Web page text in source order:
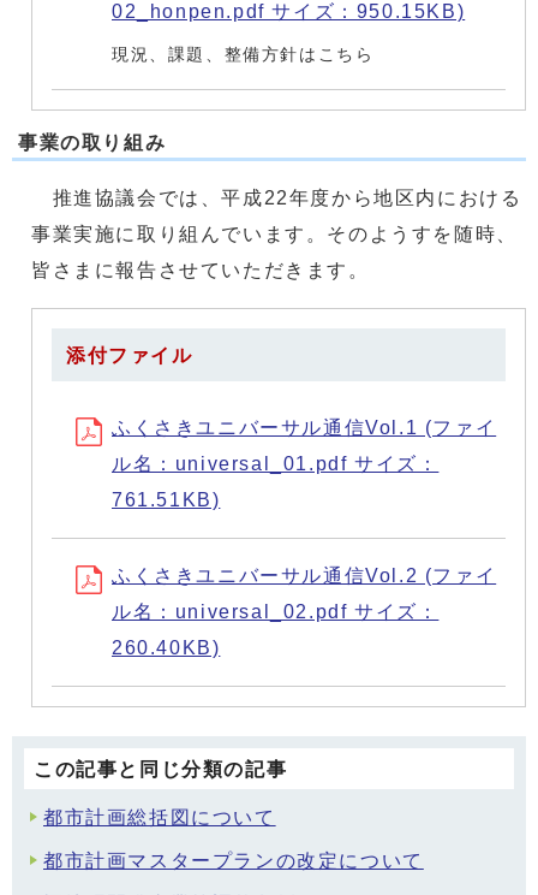
02_honpen.pdf サイズ：950.15KB)
現況、課題、整備方針はこちら
事業の取り組み
推進協議会では、平成22年度から地区内における
事業実施に取り組んでいます。そのようすを随時、
皆さまに報告させていただきます。
添付ファイル
ふくさきユニバーサル通信Vol.1 (ファイ
ル名：universal_01.pdf サイズ：
761.51KB)
ふくさきユニバーサル通信Vol.2 (ファイ
ル名：universal_02.pdf サイズ：
260.40KB)
この記事と同じ分類の記事
都市計画総括図について
都市計画マスタープランの改定について